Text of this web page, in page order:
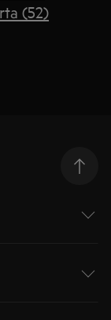
(52)